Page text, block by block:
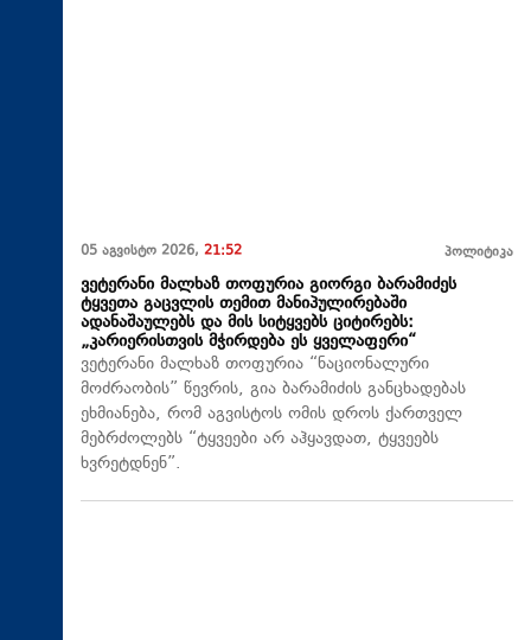
05 აგვისტო 2026, 21:52 პოლიტიკა
ვეტერანი მალხაზ თოფურია გიორგი ბარამიძეს
ტყვეთა გაცვლის თემით მანიპულირებაში
ადანაშაულებს და მის სიტყვებს ციტირებს:
„კარიერისთვის მჭირდება ეს ყველაფერი“
ვეტერანი მალხაზ თოფურია “ნაციონალური
მოძრაობის” წევრის, გია ბარამიძის განცხადებას
ეხმიანება, რომ აგვისტოს ომის დროს ქართველ
მებრძოლებს “ტყვეები არ აჰყავდათ, ტყვეებს
ხვრეტდნენ”.